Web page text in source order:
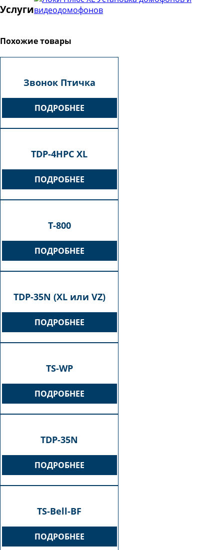
Услугивидеодомофонов
Похожие товары
Звонок Птичка
ПОДРОБНЕЕ
TDP-4HPC XL
ПОДРОБНЕЕ
T-800
ПОДРОБНЕЕ
TDP-35N (XL или VZ)
ПОДРОБНЕЕ
TS-WP
ПОДРОБНЕЕ
TDP-35N
ПОДРОБНЕЕ
TS-Bell-BF
ПОДРОБНЕЕ